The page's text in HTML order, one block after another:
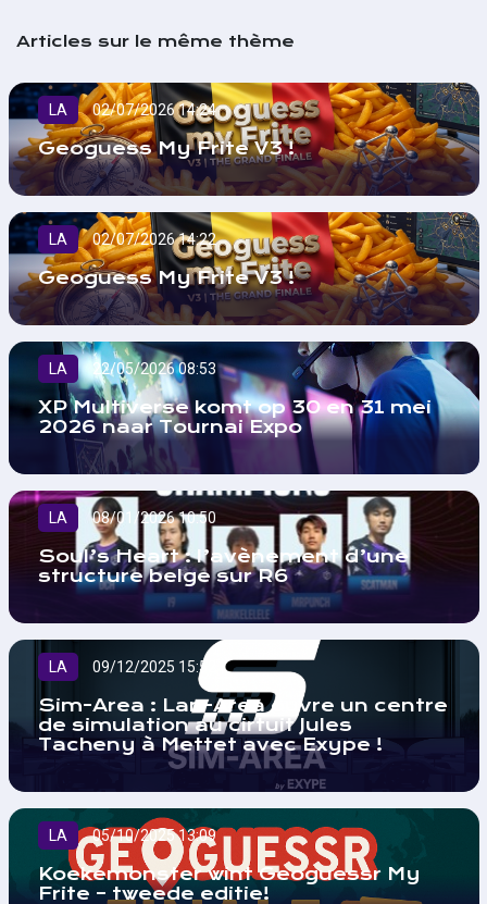
Articles sur le même thème
LA 02/07/2026 14:24
Geoguess My Frite V3 !
LA 02/07/2026 14:22
Geoguess My Frite V3 !
LA 22/05/2026 08:53
XP Multiverse komt op 30 en 31 mei
2026 naar Tournai Expo
LA 08/01/2026 10:50
Soul’s Heart : l’avènement d’une
structure belge sur R6
LA 09/12/2025 15:52
Sim-Area : Lan-Area ouvre un centre
de simulation au cirtuit Jules
Tacheny à Mettet avec Exype !
LA 05/10/2025 13:09
Koekemonster wint Geoguessr My
Frite – tweede editie!